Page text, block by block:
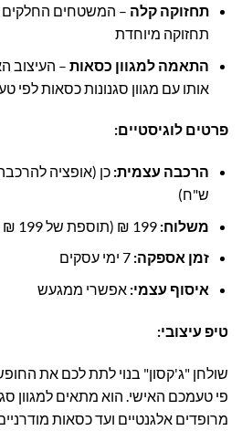
תחזוקה קלה – המשטחים החלקים
תחזוקה מיוחדת
התאמה למגוון כסאות– העיצוב
אותו עם מגוון סגנונות כסאות לפי
פרטים לוגיסטיים:
הרכבה עצמית:
ש"ח)
משלוח:
זמן אספקה:
איסוף עצמי: אפשרי ממגעש
טיפ עיצובי:
שולחן "ג'קסון" בנוי לתת לכם את
פי טעמכם האישי. הוא מתאים למגוון
מרופדים אלגנטיים ועד כסאות